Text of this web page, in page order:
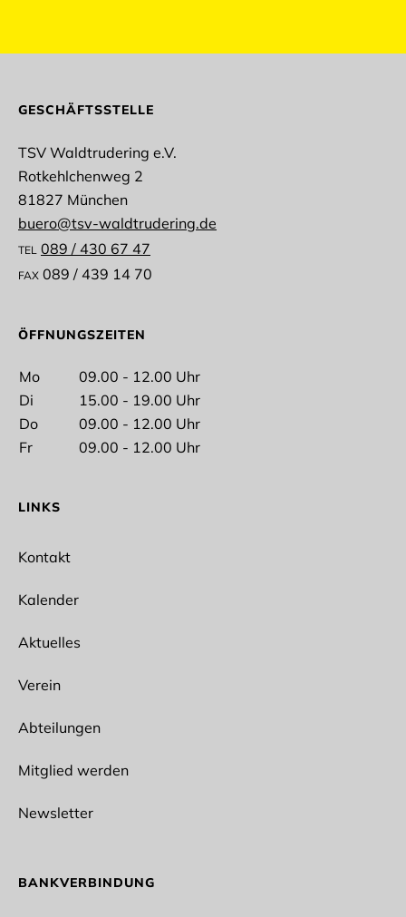
Anrede
Nachname
Ich interessiere mich für folgende Abteilungen
Spikeball
Wun Hop Kuen Do
Outdoor
Rope Skipping
Stockschießen
GESCHÄFTSSTELLE
TSV Waldtrudering e.V.
Rotkehlchenweg 2
81827 München
buero@tsv-waldtrudering.de
TEL 089 / 430 67 47
FAX 089 / 439 14 70
ÖFFNUNGSZEITEN
Mo
09.00 - 12.00 Uhr
Di
15.00 - 19.00 Uhr
Do
09.00 - 12.00 Uhr
Fr
09.00 - 12.00 Uhr
LINKS
Kontakt
Kalender
Aktuelles
Verein
Abteilungen
Mitglied werden
Newsletter
BANKVERBINDUNG